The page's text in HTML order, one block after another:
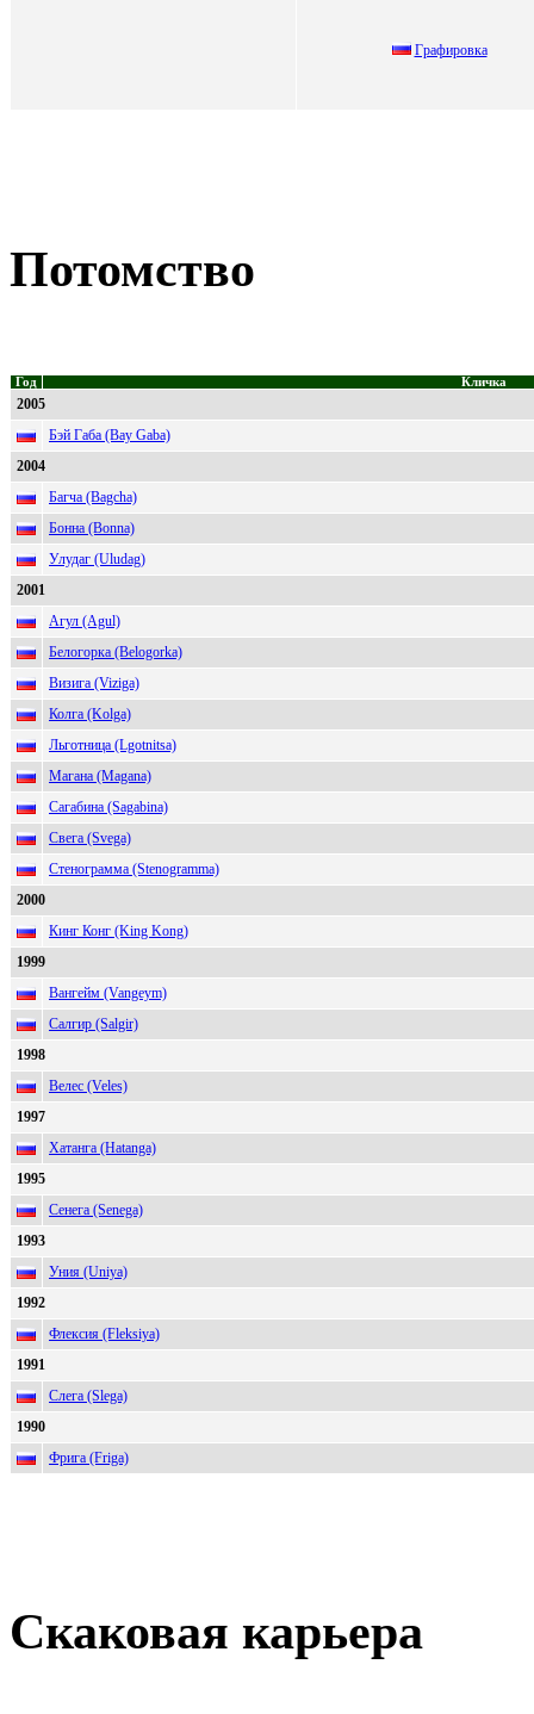
Гpaфиpовкa
Потомство
Год Кличка
2005
Бэй Габа (Bay Gaba)
2004
Багча (Bagcha)
Бонна (Bonna)
Улудаг (Uludag)
2001
Агул (Agul)
Белогорка (Belogorka)
Визига (Viziga)
Колга (Kolga)
Льготница (Lgotnitsa)
Магана (Magana)
Сагабина (Sagabina)
Свега (Svega)
Стенограмма (Stenogramma)
2000
Кинг Конг (King Kong)
1999
Вангейм (Vangeym)
Салгир (Salgir)
1998
Велес (Veles)
1997
Хатанга (Hatanga)
1995
Сенега (Senega)
1993
Уния (Uniya)
1992
Флексия (Fleksiya)
1991
Слега (Slega)
1990
Фрига (Friga)
Скаковая карьера